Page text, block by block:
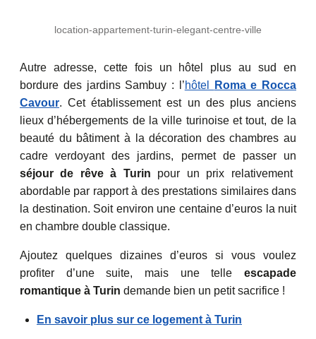
location-appartement-turin-elegant-centre-ville
Autre adresse, cette fois un hôtel plus au sud en
bordure des jardins Sambuy : l’hôtel
Roma e Rocca
Cavour. Cet établissement est un des plus anciens
lieux d’hébergements de la ville turinoise et tout, de la
beauté du bâtiment à la décoration des chambres au
cadre verdoyant des jardins, permet de passer un
séjour de rêve à Turin pour un prix relativement
abordable par rapport à des prestations similaires dans
la destination. Soit environ une centaine d’euros la nuit
en chambre double classique.
Ajoutez quelques dizaines d’euros si vous voulez
profiter d’une suite, mais une telle escapade
romantique à Turin demande bien un petit sacrifice !
En savoir plus sur ce logement à Turin